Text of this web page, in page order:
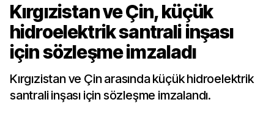
Kırgızistan ve Çin, küçük
hidroelektrik santrali inşası
için sözleşme imzaladı
Kırgızistan ve Çin arasında küçük hidroelektrik
santrali inşası için sözleşme imzalandı.